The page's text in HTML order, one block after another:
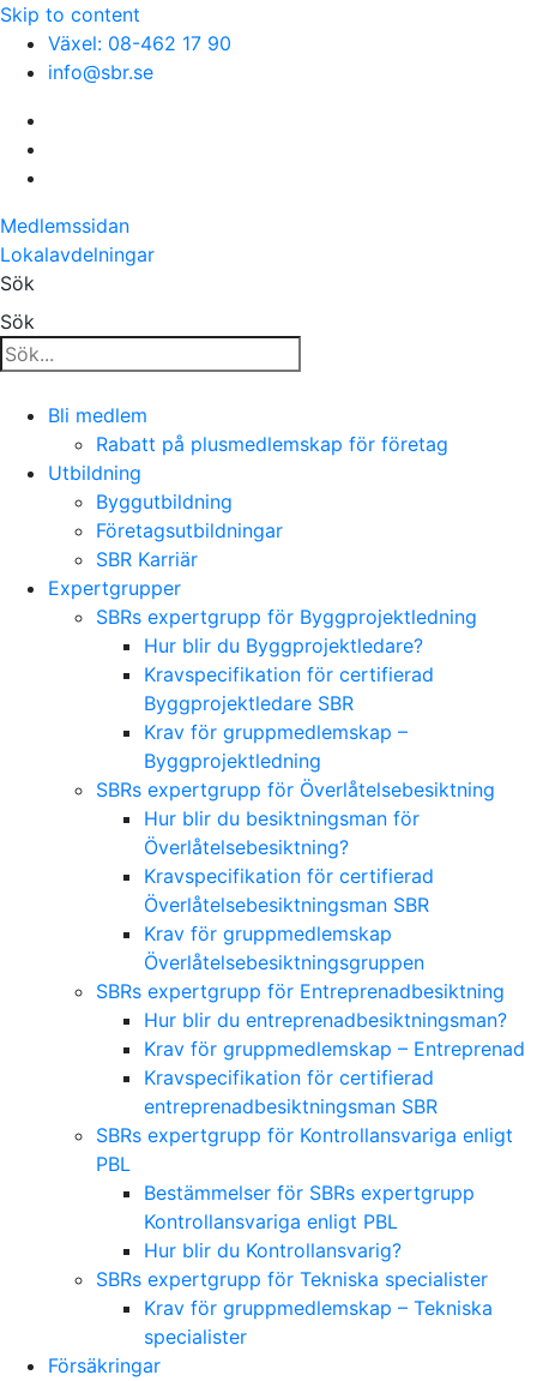
Skip to content
Växel: 08-462 17 90
info@sbr.se
Medlemssidan
Lokalavdelningar
Sök
Sök
Bli medlem
Rabatt på plusmedlemskap för företag
Utbildning
Byggutbildning
Företagsutbildningar
SBR Karriär
Expertgrupper
SBRs expertgrupp för Byggprojektledning
Hur blir du Byggprojektledare?
Kravspecifikation för certifierad
Byggprojektledare SBR
Krav för gruppmedlemskap –
Byggprojektledning
SBRs expertgrupp för Överlåtelsebesiktning
Hur blir du besiktningsman för
Överlåtelsebesiktning?
Kravspecifikation för certifierad
Överlåtelsebesiktningsman SBR
Krav för gruppmedlemskap
Överlåtelsebesiktningsgruppen
SBRs expertgrupp för Entreprenadbesiktning
Hur blir du entreprenadbesiktningsman?
Krav för gruppmedlemskap – Entreprenad
Kravspecifikation för certifierad
entreprenadbesiktningsman SBR
SBRs expertgrupp för Kontrollansvariga enligt
PBL
Bestämmelser för SBRs expertgrupp
Kontrollansvariga enligt PBL
Hur blir du Kontrollansvarig?
SBRs expertgrupp för Tekniska specialister
Krav för gruppmedlemskap – Tekniska
specialister
Försäkringar